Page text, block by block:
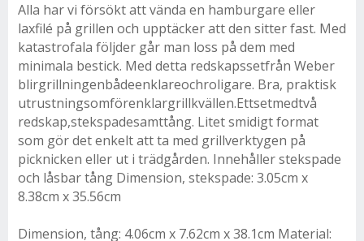
Alla har vi försökt att vända en hamburgare eller
laxfilé på grillen och upptäcker att den sitter fast. Med
katastrofala följder går man loss på dem med
minimala bestick. Med detta redskapssetfrån Weber
blirgrillningenbådeenklareochroligare. Bra, praktisk
utrustningsomförenklargrillkvällen.Ettsetmedtvå
redskap,stekspadesamttång. Litet smidigt format
som gör det enkelt att ta med grillverktygen på
picknicken eller ut i trädgården. Innehåller stekspade
och låsbar tång Dimension, stekspade: 3.05cm x
8.38cm x 35.56cm
Dimension, tång: 4.06cm x 7.62cm x 38.1cm Material: